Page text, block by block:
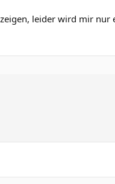
leider wird mir nur